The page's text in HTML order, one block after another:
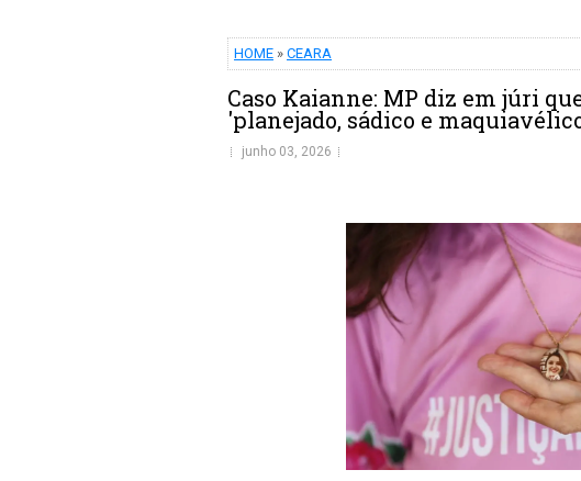
HOME » CEARA
Caso Kaianne: MP diz em júri
'planejado, sádico e
junho 03, 2026